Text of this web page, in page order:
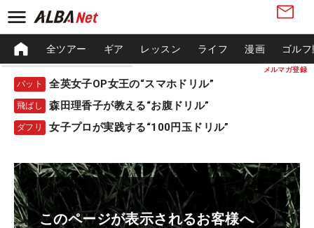
メルマガ登録
全ツアー ギア レッスン ライフ 漫画 ゴル
パット 全英女子OP女王の“スマホドリル”
飛ばし 森田理香子が教える“お腹ドリル”
ダフリ 女子プロが実践する“100円玉ドリル”
このページが表示されるお客様へ